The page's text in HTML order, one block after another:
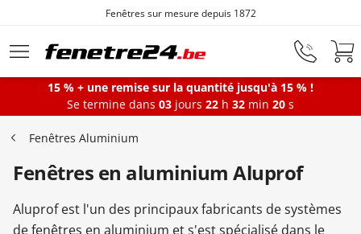
Aller au contenu principal
Fenêtres sur mesure depuis 1872
Fenêtres
Portes-fenêtres
Baies vitrées
15 % + une remise sur la quantité jusqu'à 15 % !
Se termine dans 03 jours 22 h 32 min 19 s
Fenêtres Aluminium
Fenêtres en aluminium Aluprof
Aluprof est l'un des principaux fabricants de systèmes
de fenêtres en aluminium et s'est spécialisé dans le